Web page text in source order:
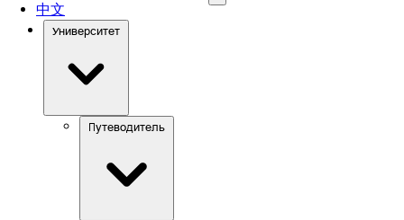
中文
Университет
Путеводитель